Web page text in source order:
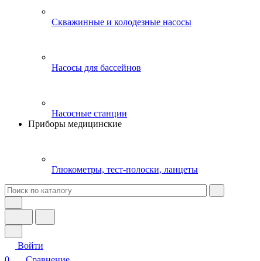
Скважинные и колодезные насосы
Насосы для бассейнов
Насосные станции
Приборы медицинские
Глюкометры, тест-полоски, ланцеты
Войти